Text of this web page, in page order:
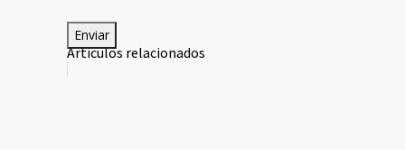
Artículos relacionados